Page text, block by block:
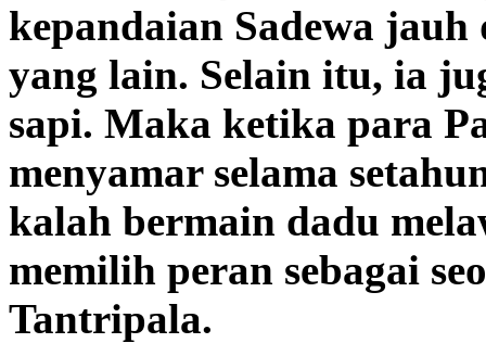
kepandaian Sadewa
yang lain. Selain itu, ia
sapi. Maka ketika para
menyamar selama
kalah bermain dadu
memilih peran sebagai
Tantripala.